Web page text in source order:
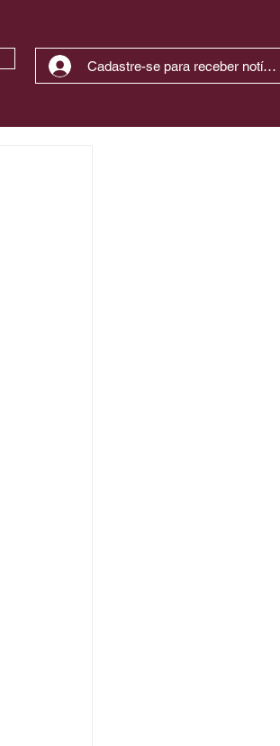
Cadastre-se para receber notícias